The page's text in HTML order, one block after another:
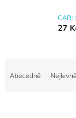
27
Abecedně